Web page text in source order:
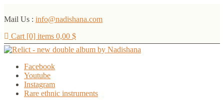
Mail Us : info@nadishana.com
Cart [0] items 0,00 $
Facebook
Youtube
Instagram
Rare ethnic instruments